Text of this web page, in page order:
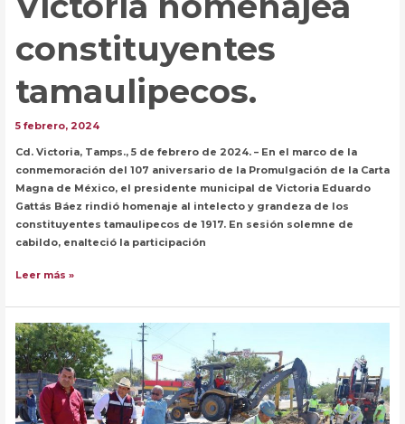
constituyentes
tamaulipecos.
5 febrero, 2024
Cd. Victoria, Tamps., 5 de febrero de 2024. – En el marco de la
conmemoración del 107 aniversario de la Promulgación de la Carta
Magna de México, el presidente municipal de Victoria Eduardo
Gattás Báez rindió homenaje al intelecto y grandeza de los
constituyentes tamaulipecos de 1917. En sesión solemne de
cabildo, enalteció la participación
Rinde
de
Victoria
homenajea
constituyentes
tamaulipecos.
Leer más »